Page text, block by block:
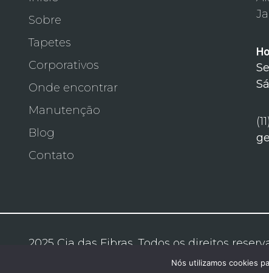
Sobre
Tapetes
Corporativos
Onde encontrar
Manutenção
Blog
Contato
2025 Cia das Fibras. Todos os direitos
Nós utilizamos cookies